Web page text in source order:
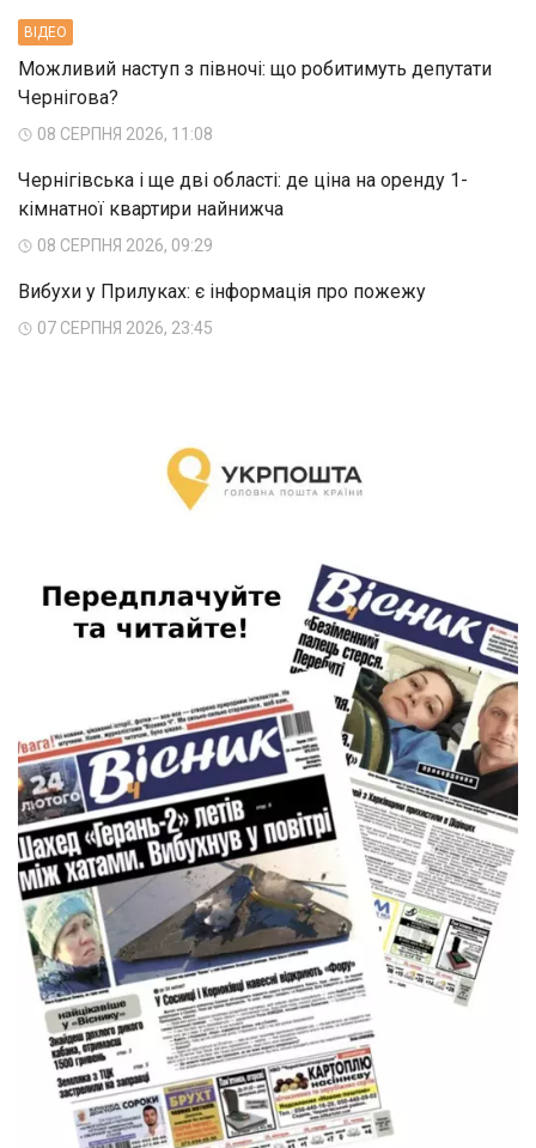
ВIДЕО
Можливий наступ з півночі: що робитимуть депутати
Чернігова?
08 СЕРПНЯ 2026, 11:08
Чернігівська і ще дві області: де ціна на оренду 1-
кімнатної квартири найнижча
08 СЕРПНЯ 2026, 09:29
Вибухи у Прилуках: є інформація про пожежу
07 СЕРПНЯ 2026, 23:45